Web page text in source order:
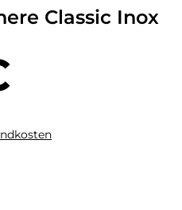
Classic Inox